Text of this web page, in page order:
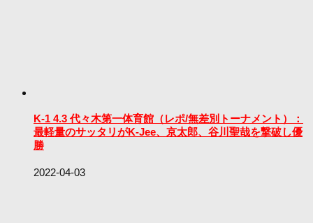
K-1 4.3 代々木第一体育館（レポ/無差別トーナメント）：
最軽量のサッタリがK-Jee、京太郎、谷川聖哉を撃破し優
勝
2022-04-03